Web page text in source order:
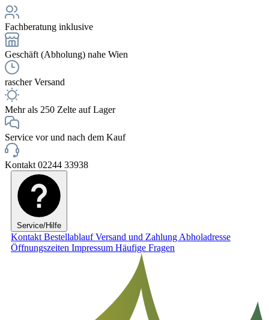
Fachberatung inklusive
Geschäft (Abholung) nahe Wien
rascher Versand
Mehr als 250 Zelte auf Lager
Service vor und nach dem Kauf
Kontakt 02244 33938
Service/Hilfe
Kontakt BestellablaufVersand und Zahlung Abholadresse
Öffnungszeiten Impressum Häufige Fragen